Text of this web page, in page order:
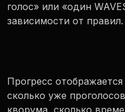
голос» или «один
зависимости от правил.
Прогресс
сколько уже
кворума, сколько